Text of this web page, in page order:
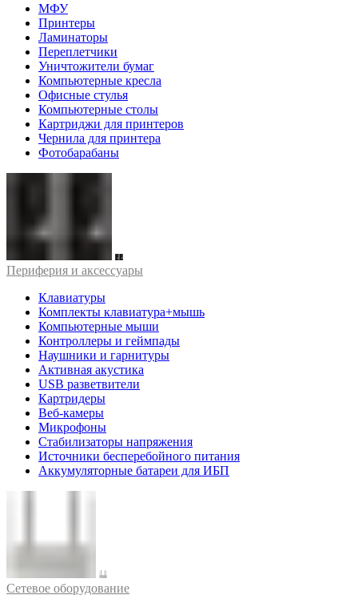
МФУ
Принтеры
Ламинаторы
Переплетчики
Уничтожители бумаг
Компьютерные кресла
Офисные стулья
Компьютерные столы
Картриджи для принтеров
Чернила для принтера
Фотобарабаны
Периферия и аксессуары
Клавиатуры
Комплекты клавиатура+мышь
Компьютерные мыши
Контроллеры и геймпады
Наушники и гарнитуры
Активная акустика
USB разветвители
Картридеры
Веб-камеры
Микрофоны
Стабилизаторы напряжения
Источники бесперебойного питания
Аккумуляторные батареи для ИБП
Cетевое оборудование